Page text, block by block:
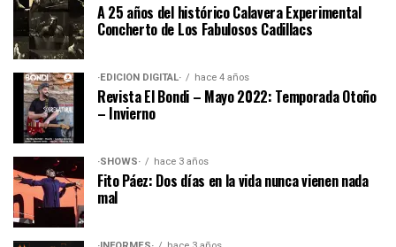
A 25 años del histórico Calavera Experimental
Concherto de Los Fabulosos Cadillacs
·EDICIÓN DIGITAL· hace 4 años
Revista El Bondi – Mayo 2022: Temporada Otoño
– Invierno
·SHOWS· hace 3 años
Fito Páez: Dos días en la vida nunca vienen nada
mal